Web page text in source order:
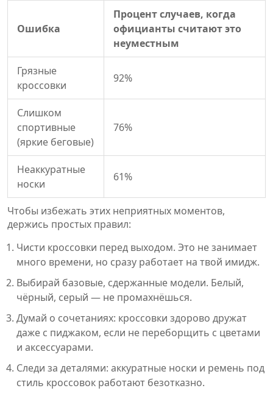
Ошибка
Процент случаев, когда
официанты считают это
неуместным
Грязные
кроссовки
92%
Слишком
спортивные
(яркие беговые)
76%
Неаккуратные
носки
61%
Чтобы избежать этих неприятных моментов,
держись простых правил:
Чисти кроссовки перед выходом. Это не занимает
много времени, но сразу работает на твой имидж.
Выбирай базовые, сдержанные модели. Белый,
чёрный, серый — не промахнёшься.
Думай о сочетаниях: кроссовки здорово дружат
даже с пиджаком, если не переборщить с цветами
и аксессуарами.
Следи за деталями: аккуратные носки и ремень под
стиль кроссовок работают безотказно.